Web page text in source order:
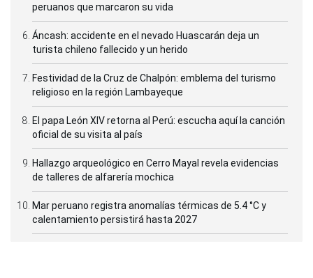
peruanos que marcaron su vida
Áncash: accidente en el nevado Huascarán deja un
turista chileno fallecido y un herido
Festividad de la Cruz de Chalpón: emblema del turismo
religioso en la región Lambayeque
El papa León XIV retorna al Perú: escucha aquí la canción
oficial de su visita al país
Hallazgo arqueológico en Cerro Mayal revela evidencias
de talleres de alfarería mochica
Mar peruano registra anomalías térmicas de 5.4 °C y
calentamiento persistirá hasta 2027